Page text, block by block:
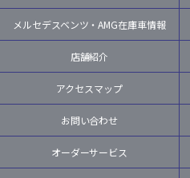
メルセデスベンツ・AMG在庫車情報
店舗紹介
アクセスマップ
お問い合わせ
オーダーサービス